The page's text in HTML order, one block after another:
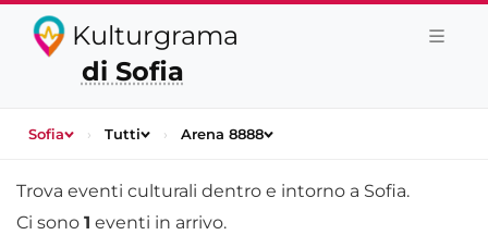
Kulturgrama
di Sofia
Sofia › Tutti › Arena 8888
Trova eventi culturali dentro e intorno a Sofia.
Ci sono 1 eventi in arrivo.